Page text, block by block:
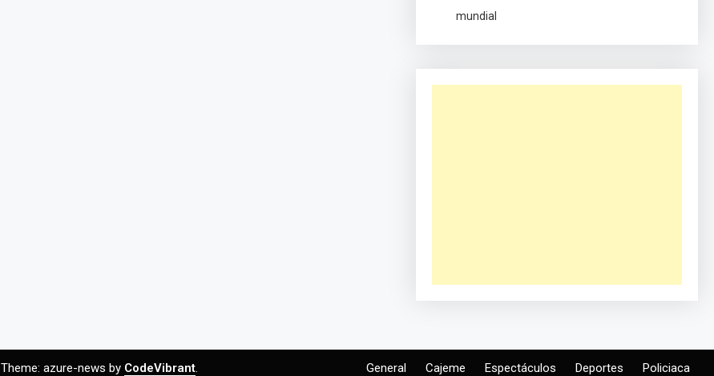
mundial
Theme: azure-news by CodeVibrant. General Cajeme Espectáculos Deportes Policiaca